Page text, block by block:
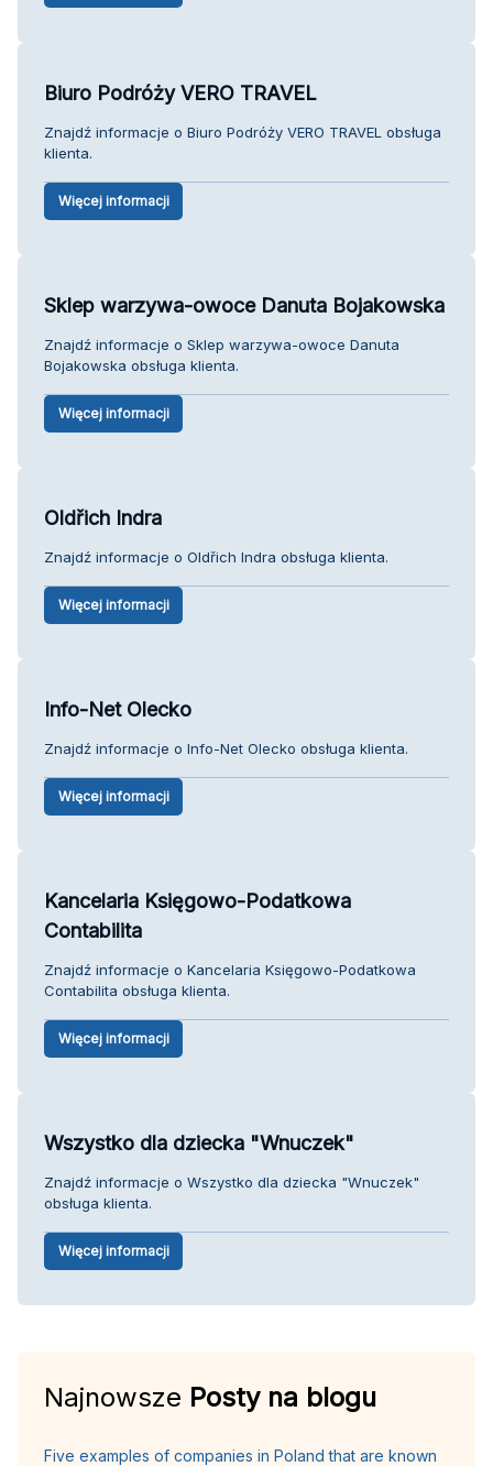
Biuro Podróży VERO TRAVEL
Znajdź informacje o Biuro Podróży VERO TRAVEL obsługa
klienta.
Więcej informacji
Sklep warzywa-owoce Danuta Bojakowska
Znajdź informacje o Sklep warzywa-owoce Danuta
Bojakowska obsługa klienta.
Więcej informacji
Oldřich Indra
Znajdź informacje o Oldřich Indra obsługa klienta.
Więcej informacji
Info-Net Olecko
Znajdź informacje o Info-Net Olecko obsługa klienta.
Więcej informacji
Kancelaria Księgowo-Podatkowa
Contabilita
Znajdź informacje o Kancelaria Księgowo-Podatkowa
Contabilita obsługa klienta.
Więcej informacji
Wszystko dla dziecka "Wnuczek"
Znajdź informacje o Wszystko dla dziecka "Wnuczek"
obsługa klienta.
Więcej informacji
Najnowsze Posty na blogu
Five examples of companies in Poland that are known